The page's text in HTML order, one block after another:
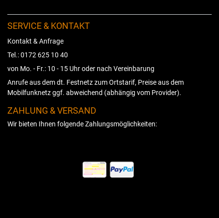
SERVICE & KONTAKT
Kontakt & Anfrage
Tel.: 0172 625 10 40
von Mo. - Fr.: 10 - 15 Uhr oder nach Vereinbarung
Anrufe aus dem dt. Festnetz zum Ortstarif, Preise aus dem
Mobilfunknetz ggf. abweichend (abhängig vom Provider).
ZAHLUNG & VERSAND
Wir bieten Ihnen folgende Zahlungsmöglichkeiten: